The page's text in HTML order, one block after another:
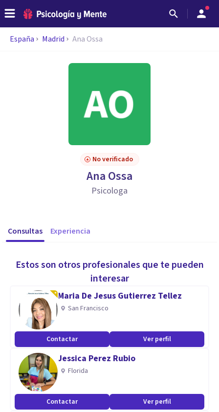
España Madrid Ana Ossa
No verificado
Ana Ossa
Psicologa
Consultas Experiencia
Estos son otros profesionales que te pueden
interesar
Maria De Jesus Gutierrez Tellez
San Francisco
Contactar Ver perfil
Jessica Perez Rubio
Florida
Contactar Ver perfil